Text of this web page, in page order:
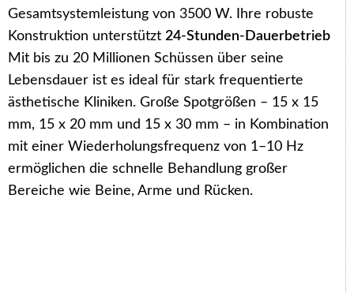
Gesamtsystemleistung von 3500 W. Ihre robuste
Konstruktion unterstützt 24-Stunden-Dauerbetrieb
Mit bis zu 20 Millionen Schüssen über seine
Lebensdauer ist es ideal für stark frequentierte
ästhetische Kliniken. Große Spotgrößen – 15 x 15
mm, 15 x 20 mm und 15 x 30 mm – in Kombination
mit einer Wiederholungsfrequenz von 1–10 Hz
ermöglichen die schnelle Behandlung großer
Bereiche wie Beine, Arme und Rücken.